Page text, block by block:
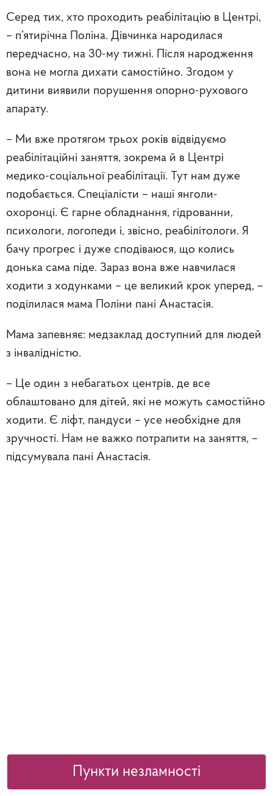
Серед тих, хто проходить реабілітацію в Центрі,
– п’ятирічна Поліна. Дівчинка народилася
передчасно, на 30-му тижні. Після народження
вона не могла дихати самостійно. Згодом у
дитини виявили порушення опорно-рухового
апарату.
– Ми вже протягом трьох років відвідуємо
реабілітаційні заняття, зокрема й в Центрі
медико-соціальної реабілітації. Тут нам дуже
подобається. Спеціалісти – наші янголи-
охоронці. Є гарне обладнання, гідрованни,
психологи, логопеди і, звісно, реабілітологи. Я
бачу прогрес і дуже сподіваюся, що колись
донька сама піде. Зараз вона вже навчилася
ходити з ходунками – це великий крок уперед, –
поділилася мама Поліни пані Анастасія.
Мама запевняє: медзаклад доступний для людей
з інвалідністю.
– Це один з небагатьох центрів, де все
облаштовано для дітей, які не можуть самостійно
ходити. Є ліфт, пандуси – усе необхідне для
зручності. Нам не важко потрапити на заняття, –
підсумувала пані Анастасія.
Пункти незламності